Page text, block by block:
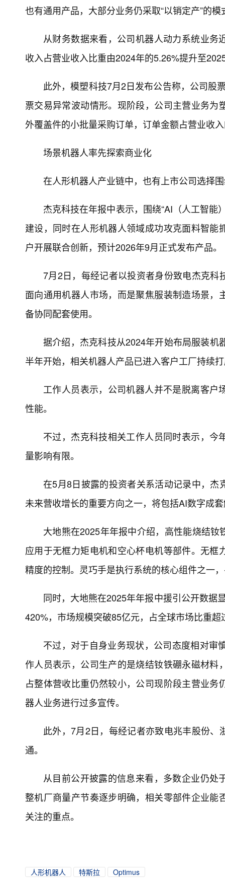
也有通用产品，大部分业务仍采取“以销定产”的
从财务数据来看，公司机器人动力系统业
收入占营业收入比重由2024年的5.26%提升至
此外，模塑科技7月2日发布公告称，公司股
票交易异常波动情形。现阶段，公司主营业务
外覆盖件的小批量采购订单，订单金额占营业收
场景机器人率先探索商业化
在人形机器人产业链中，也有上市公司选择
杰克科技在年报中表示，围绕“AI（人工智
建设，同时在人形机器人领域成功攻克面料智
户开展联合创新，预计2026年9月正式发布产品。
7月2日，每经记者以投资者身份致电杰克
面向通用机器人市场，而是聚焦服装制造场景
备协同配套使用。
据介绍，杰克科技从2024年开始布局服装
半年开始，相关机器人产品已进入客户工厂持续
工作人员表示，公司机器人并不是脱离客
性能。
不过，杰克科技相关工作人员同时表示，
量影响有限。
在5月8日披露的投资者关系活动记录中，
未来营收增长的重要方向之一，将包括AI数字成
大地熊在2025年年报中介绍，高性能烧结
应用于无框力矩电机和空心杯电机等部件。无
精度的控制。灵巧手是执行系统的核心组件之一
同时，大地熊在2025年年报中援引公开数据
420%，市场规模突破85亿元，占全球市场比重超
不过，对于自身业务现状，公司态度相对审
作人员表示，公司生产的是烧结钕铁硼永磁材
占整体营收比重仍然较小，公司现阶段主营业
器人业务进行过多宣传。
此外，7月2日，每经记者亦致电兆丰股份
通。
从目前公开披露的信息来看，多数企业仍
整机厂商量产节奏逐步明确，相关零部件企业
关注的重点。
人形机器人 特斯拉 Optimus